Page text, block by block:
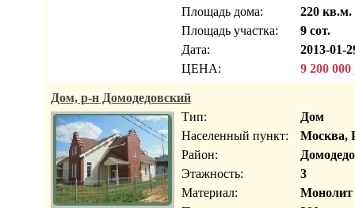
Площадь дома:
220 кв.м.
Площадь участка:
9 сот.
Дата:
2013-01-
ЦЕНА:
9 200 000
Дом, р-н Домодедовский
Тип:
Дом
Населенный пункт:
Москва,
Район:
Этажность:
3
Материал:
Монолит